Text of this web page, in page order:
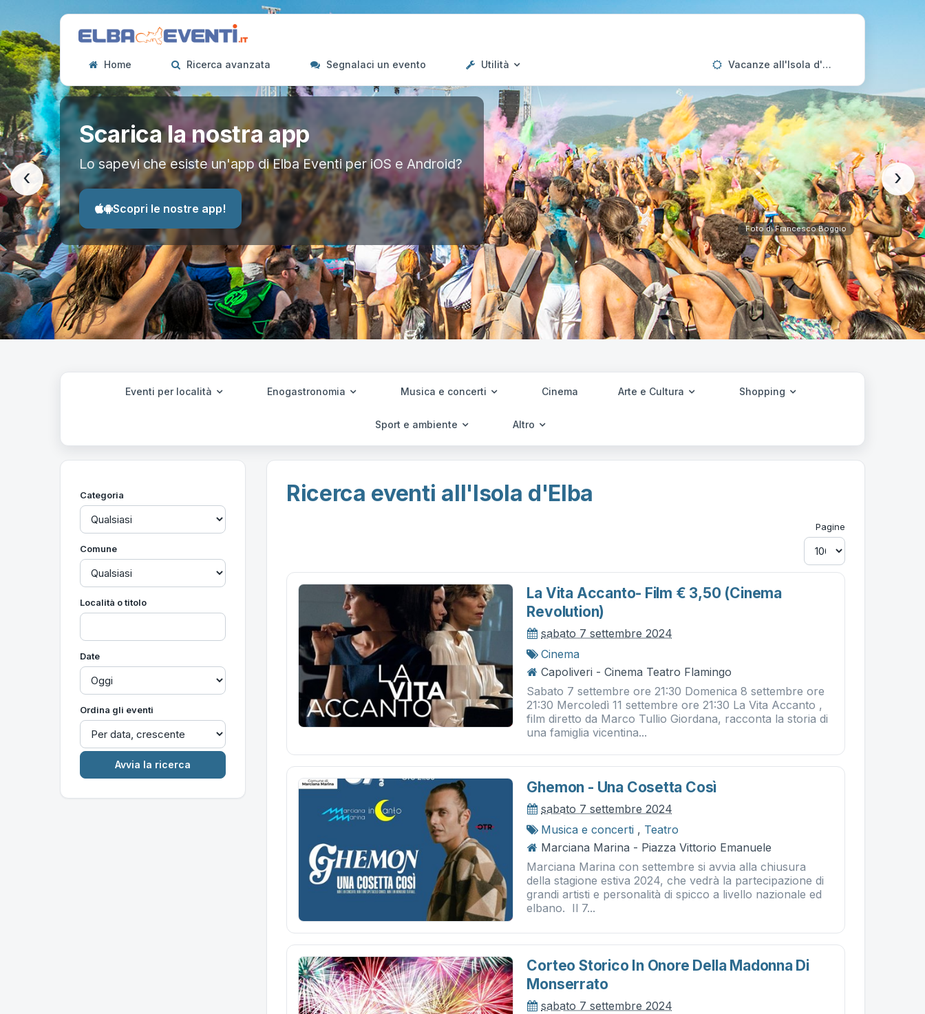
Home Ricerca avanzata Segnalaci un evento Utilità Vacanze all'Isola d'Elba
Scarica la nostra app
Lo sapevi che esiste un'app di Elba Eventi per iOS e Android?
Scopri le nostre app!
Foto di Francesco Boggio
‹ ›
Eventi per località Enogastronomia Musica e concerti Cinema Arte e Cultura Shopping
Sport e ambiente Altro
Categoria
Comune
Località o titolo
Date
Ordina gli eventi
Ricerca eventi all'Isola d'Elba
Pagine
La Vita Accanto- Film € 3,50 (cinema
Revolution)
sabato 7 settembre 2024
Cinema
Capoliveri - Cinema Teatro Flamingo
Sabato 7 settembre ore 21:30 Domenica 8 settembre ore
21:30 Mercoledì 11 settembre ore 21:30 La Vita Accanto ,
film diretto da Marco Tullio Giordana, racconta la storia di
una famiglia vicentina...
Ghemon - Una Cosetta Così
sabato 7 settembre 2024
Musica e concerti , Teatro
Marciana Marina - Piazza Vittorio Emanuele
Marciana Marina con settembre si avvia alla chiusura
della stagione estiva 2024, che vedrà la partecipazione di
grandi artisti e personalità di spicco a livello nazionale ed
elbano. Il 7...
Corteo Storico In Onore Della Madonna Di
Monserrato
sabato 7 settembre 2024